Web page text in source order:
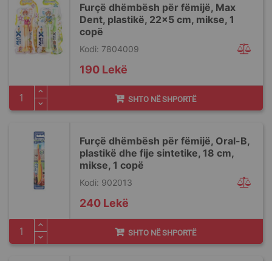
Furçë dhëmbësh për fëmijë, Max
Dent, plastikë, 22x5 cm, mikse, 1
copë
Kodi: 7804009
190 Lekë
SHTO NË SHPORTË
Furçë dhëmbësh për fëmijë, Oral-B,
plastikë dhe fije sintetike, 18 cm,
mikse, 1 copë
Kodi: 902013
240 Lekë
SHTO NË SHPORTË